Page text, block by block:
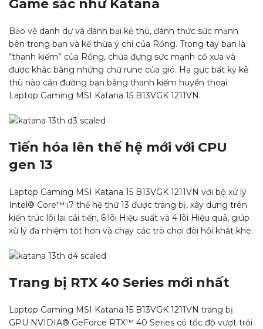
Game sắc như Katana
Bảo vệ danh dự và đánh bại kẻ thù, đánh thức sức mạnh
bên trong bạn và kế thừa ý chí của Rồng. Trong tay bạn là
“thanh kiếm” của Rồng, chứa đựng sức mạnh cổ xưa và
được khắc bằng những chữ rune của gió. Hạ gục bất kỳ kẻ
thù nào cản đường bạn bằng thanh kiếm huyền thoại
Laptop Gaming MSI Katana 15 B13VGK 1211VN.
Tiến hóa lên thế hệ mới với CPU
gen 13
Laptop Gaming MSI Katana 15 B13VGK 1211VN với bộ xử lý
Intel® Core™ i7 thế hệ thứ 13 được trang bị, xây dựng trên
kiến trúc lõi lai cải tiến, 6 lõi Hiệu suất và 4 lõi Hiệu quả, giúp
xử lý đa nhiệm tốt hơn và chạy các trò chơi đòi hỏi khắt khe.
Trang bị RTX 40 Series mới nhất
Laptop Gaming MSI Katana 15 B13VGK 1211VN trang bị
GPU NVIDIA® GeForce RTX™ 40 Series có tốc độ vượt trội